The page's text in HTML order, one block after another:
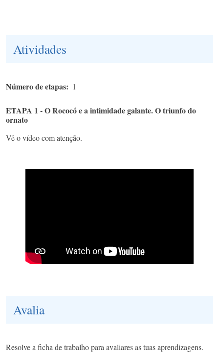
Atividades
Número de etapas 1
ETAPA 1 - O Rococó e a intimidade galante. O triunfo do
ornato
Vê o vídeo com atenção.
Avalia
Resolve a ficha de trabalho para avaliares as tuas aprendizagens.